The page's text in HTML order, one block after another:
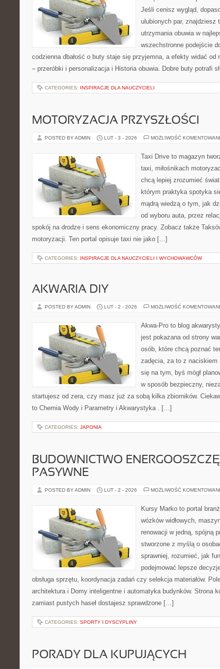
Jeśli cenisz wygląd,
ulubionych par, znajdziesz
utrzymania obuwia w
wszechstronne podejście
codzienna dbałość o buty staje się przyjemna, a efekty widać od
– przeróbki i personalizacja i Historia obuwia. Dobre buty potrafi
CATEGORIES: INSPIRACJE DLA NAUCZYCIELI
MOTORYZACJA PRZYSZŁOŚCI
POSTED BY ADMIN LUT - 3 - 2026 MOŻLIWOŚĆ
Taxi Drive to magazyn
taxi, miłośnikach
chcą lepiej zrozumieć
którym praktyka spotyka
mądrą wiedzą o tym, jak
od wyboru auta, przez
spokój na drodze i sens ekonomiczny pracy. Zobacz także
motoryzacji. Ten portal opisuje taxi nie jako […]
CATEGORIES: INSPIRACJE DLA NAUCZYCIELI I WYCHOWAWCÓW
AKWARIA DIY
POSTED BY ADMIN LUT - 2 - 2026 MOŻLIWOŚĆ
Akwa-Pro to blog
jest pokazana od strony
osób, które chcą poznać
zadęcia, za to z naciskiem
się na tym, byś mógł
w sposób bezpieczny,
startujesz od zera, czy masz już za sobą kilka zbiorników.
to Chemia Wody i Parametry i Akwarystyka . […]
CATEGORIES: JAPONIA
BUDOWNICTWO
PASYWNE
POSTED BY ADMIN LUT - 2 - 2026 MOŻLIWOŚĆ
Kursy Marko to portal
wózków widłowych,
renowacji w jedną, spójną
stworzone z myślą o
sprawniej, rozumieć, jak
podejmować lepsze
obsługa sprzętu, koordynacja zadań czy selekcja materiałów.
architektura i Domy inteligentne i automatyka budynków. Strona
zamiast pustych haseł dostajesz sprawdzone […]
CATEGORIES: SPORTY I DYSCYPLINY
PORADY DLA KUPUJĄCYCH